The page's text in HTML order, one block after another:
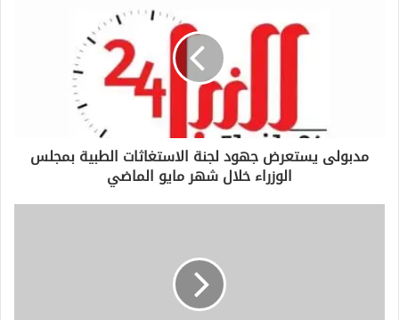
مدبولى يستعرض جهود لجنة الاستغاثات الطبية بمجلس
الوزراء خلال شهر مايو الماضي